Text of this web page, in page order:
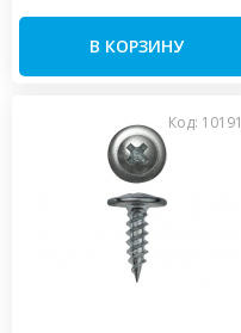
В КОРЗИНУ
Код: 10191